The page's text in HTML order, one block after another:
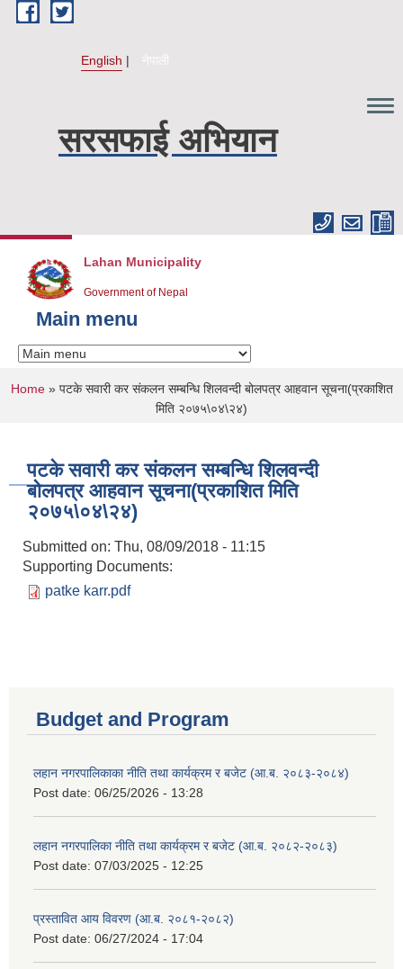
Skip to main content
English नेपाली
सरसफाई अभियान
Lahan Municipality
Government of Nepal
Main menu
You are here
Home» पटके सवारी कर संकलन सम्बन्धि शिलवन्दी बोलपत्र आहवान सूचना(प्रकाशित
मिति २०७५\०४\२४)
पटके सवारी कर संकलन सम्बन्धि शिलवन्दी
बोलपत्र आहवान सूचना(प्रकाशित मिति
२०७५\०४\२४)
Submitted on: Thu, 08/09/2018 - 11:15
Supporting Documents:
patke karr.pdf
Budget and Program
लहान नगरपालिकाका नीति तथा कार्यक्रम र बजेट (आ.ब. २०८३-२०८४)
Post date: 06/25/2026 - 13:28
लहान नगरपालिका नीति तथा कार्यक्रम र बजेट (आ.ब. २०८२-२०८३)
Post date: 07/03/2025 - 12:25
प्रस्तावित आय विवरण (आ.ब. २०८१-२०८२)
Post date: 06/27/2024 - 17:04